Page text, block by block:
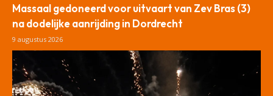
Massaal gedoneerd voor uitvaart van Zev Bras (3)
na dodelijke aanrijding in Dordrecht
9 augustus 2026